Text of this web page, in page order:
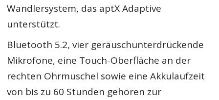
Wandlersystem, das aptX Adaptive
unterstützt.
Bluetooth 5.2, vier geräuschunterdrückende
Mikrofone, eine Touch-Oberfläche an der
rechten Ohrmuschel sowie eine Akkulaufzeit
von bis zu 60 Stunden gehören zur